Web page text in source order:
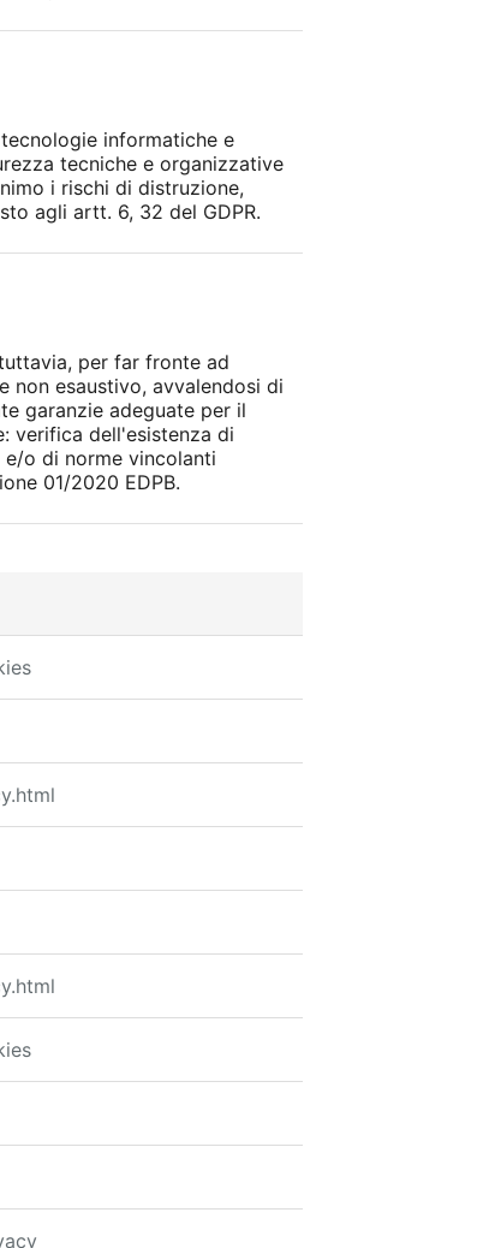
informatiche e
tecniche e organizzative
i rischi di distruzione,
agli artt. 6, 32 del GDPR.
per far fronte ad
non esaustivo, avvalendosi di
garanzie adeguate per il
verifica dell'esistenza di
o di norme vincolanti
01/2020 EDPB.